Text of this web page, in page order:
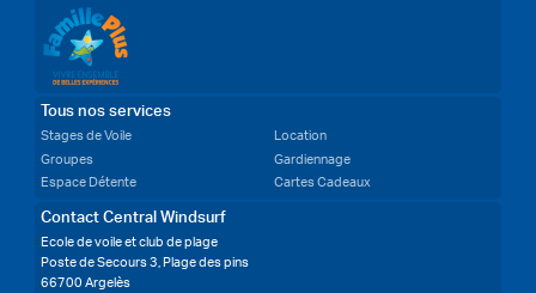
Tous nos services
Stages de Voile
Groupes
Espace Détente
Location
Gardiennage
Cartes Cadeaux
Contact Central Windsurf
Ecole de voile et club de plage
Poste de Secours 3, Plage des pins
66700 Argelès